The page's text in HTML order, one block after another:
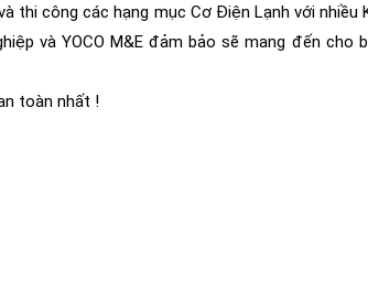
thi công các hạng mục Cơ Điện Lạnh với nhiều
và YOCO M&E đảm bảo sẽ mang đến cho
toàn nhất !